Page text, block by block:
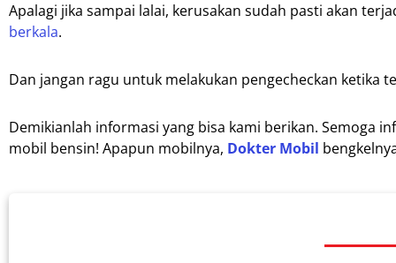
Apalagi jika sampai lalai, kerusakan sudah pasti akan
berkala.
Dan jangan ragu untuk melakukan pengecheckan ketika
Demikianlah informasi yang bisa kami berikan. Semoga
mobil bensin! Apapun mobilnya, Dokter Mobil